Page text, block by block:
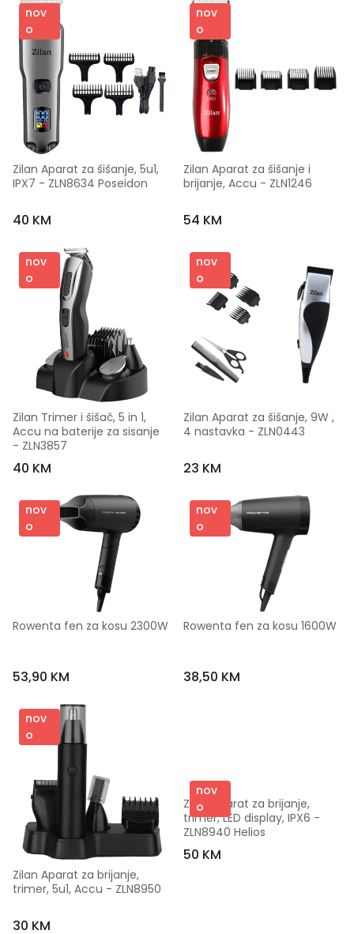
nov
o
Zilan Aparat za šišanje, 5u1,
IPX7 - ZLN8634 Poseidon
40 KM
nov
o
Zilan Aparat za šišanje i
brijanje, Accu - ZLN1246
54 KM
nov
o
Zilan Trimer i šišač, 5 in 1,
Accu na baterije za sisanje
- ZLN3857
40 KM
nov
o
Zilan Aparat za šišanje, 9W ,
4 nastavka - ZLN0443
23 KM
nov
o
Rowenta fen za kosu 2300W
53,90 KM
nov
o
Rowenta fen za kosu 1600W
38,50 KM
nov
o
Zilan Aparat za brijanje,
trimer, 5u1, Accu - ZLN8950
30 KM
nov
o
Zilan Aparat za brijanje,
trimer, LED display, IPX6 -
ZLN8940 Helios
50 KM